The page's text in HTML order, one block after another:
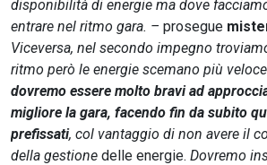
disponibilità di energie ma dove
entrare nel ritmo gara. – prosegue
Viceversa, nel secondo impegno
ritmo però le energie scemano più
dovremo essere molto bravi ad
migliore la gara, facendo fin da subito
prefissati, col vantaggio di non avere il
della gestione delle energie. Dovremo